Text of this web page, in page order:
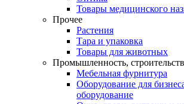
Товары медицинского
Прочее
Растения
Тара и упаковка
Товары для животных
Промышленность,
Мебельная фурнитура
Оборудование для
оборудование